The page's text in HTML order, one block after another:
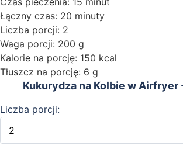
Łączny czas: 20 minuty
Liczba porcji: 2
Waga porcji: 200 g
Kalorie na porcję: 150 kcal
Tłuszcz na porcję: 6 g
Kukurydza na Kolbie w Airfryer
Liczba porcji: